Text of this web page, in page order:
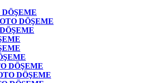
DÖŞEME
DÖŞEME
DÖŞEME